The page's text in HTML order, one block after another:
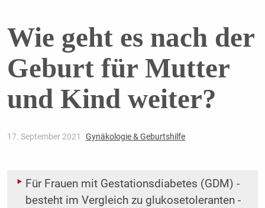
Wie geht es nach der
Geburt für Mutter
und Kind weiter?
17. September 2021 Gynäkologie & Geburtshilfe
Für Frauen mit Gestationsdiabetes (GDM) ­
besteht im Vergleich zu glukosetoleranten ­